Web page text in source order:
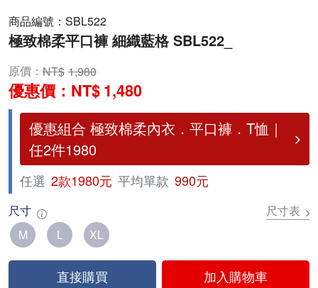
商品編號： SBL522
極致棉柔平口褲 細織藍格 SBL522_
原價： 1,980
優惠價： 1,480
優惠組合 極致棉柔內衣．平口褲．T恤｜
任2件1980
任選 2款1980元 平均單款 990元
尺寸
尺寸表
M
L XL
直接購買 加入購物車